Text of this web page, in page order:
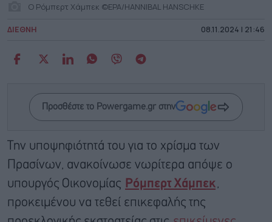
Ο Ρόμπερτ Χάμπεκ ©EPA/HANNIBAL HANSCHKE
ΔΙΕΘΝΗ 08.11.2024 | 21:46
Προσθέστε το Powergame.gr στην
Την υποψηφιότητά του για το χρίσμα των
Πρασίνων, ανακοίνωσε νωρίτερα απόψε ο
υπουργός Οικονομίας Ρόμπερτ Χάμπεκ,
προκειμένου να τεθεί επικεφαλής της